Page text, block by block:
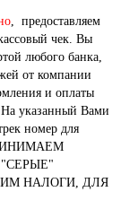
, предоставляем
чек. Вы
любого банка,
от компании
и оплаты
На указанный Вами
номер для
НАЛОГИ, ДЛЯ